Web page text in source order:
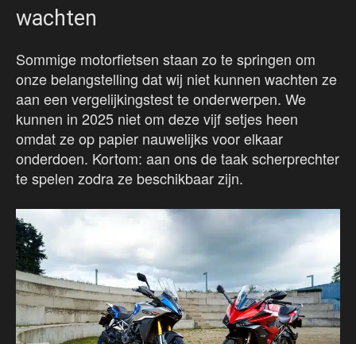
wachten
Sommige motorfietsen staan zo te springen om
onze belangstelling dat wij niet kunnen wachten ze
aan een vergelijkingstest te onderwerpen. We
kunnen in 2025 niet om deze vijf setjes heen
omdat ze op papier nauwelijks voor elkaar
onderdoen. Kortom: aan ons de taak scherprechter
te spelen zodra ze beschikbaar zijn.